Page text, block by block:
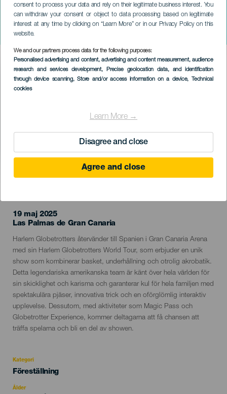
consent to process your data and rely on their legitimate business interest. You
can withdraw your consent or object to data processing based on legitimate
interest at any time by clicking on “Learn More” or in our Privacy Policy on this
website.
We and our partners process data for the following purposes:
Personalised advertising and content, advertising and content measurement, audience
research and services development, Precise geolocation data, and identification
through device scanning, Store and/or access information on a device, Technical
cookies
Learn More →
Disagree and close
Agree and close
Harlem Golbetrotter
GRAN CANARIA
Imagen
Listado
19 maj 2025
Localidad
Las Palmas de Gran Canaria
Descripción
del
evento
Harlem Globetrotters återvänder till Spanien i Gran Canaria Arena
med sin Harlem Globetrotters World Tour, som erbjuder en unik
show som kombinerar basket, underhållning och otrolig akrobatik.
Detta legendariska amerikanska team är känt över hela världen för
sin skicklighet och karisma och garanterar kul för hela familjen med
spektakulära pjäser, innovativa trick och en oförglömlig interaktiv
upplevelse. Dessutom, med aktiviteter som Magic Pass och
Globetrotter Experience, kommer deltagarna att få chansen att
träffa spelarna och bli en del av showen.
Kategori
Categoría
evento
Föreställning
Ålder